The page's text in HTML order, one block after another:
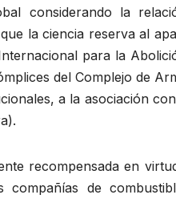
considerando la
la ciencia reserva al
para la
del Complejo de
a la asociación
recompensada en
compañías de